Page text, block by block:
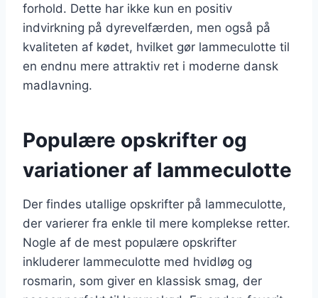
forhold. Dette har ikke kun en positiv
indvirkning på dyrevelfærden, men også på
kvaliteten af kødet, hvilket gør lammeculotte til
en endnu mere attraktiv ret i moderne dansk
madlavning.
Populære opskrifter og
variationer af lammeculotte
Der findes utallige opskrifter på lammeculotte,
der varierer fra enkle til mere komplekse retter.
Nogle af de mest populære opskrifter
inkluderer lammeculotte med hvidløg og
rosmarin, som giver en klassisk smag, der